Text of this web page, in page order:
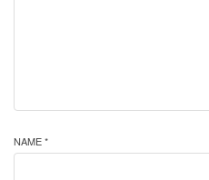
NAME *